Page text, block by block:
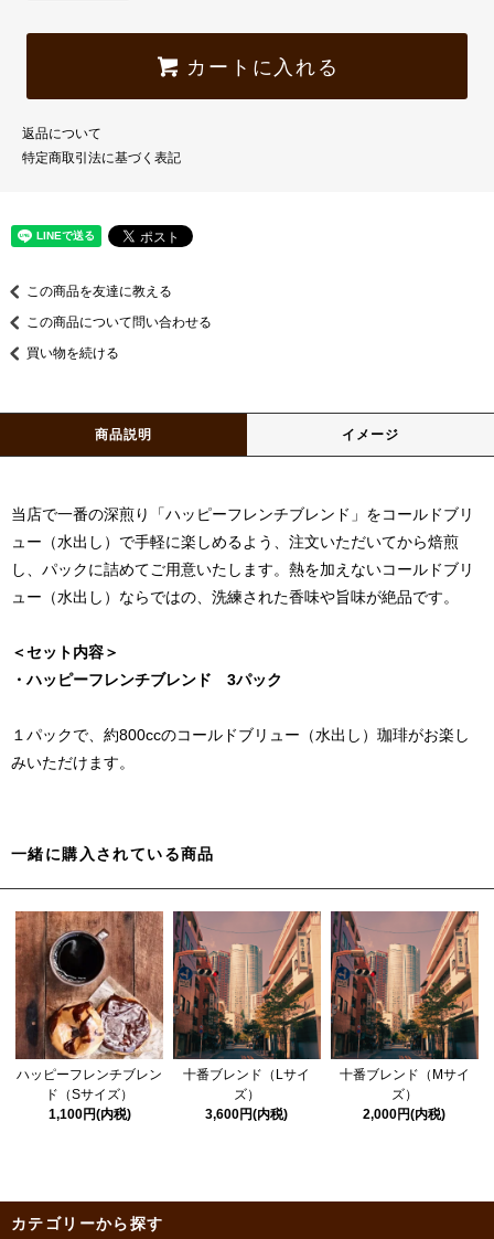
カートに入れる
返品について
特定商取引法に基づく表記
この商品を友達に教える
この商品について問い合わせる
買い物を続ける
商品説明 イメージ
当店で一番の深煎り「ハッピーフレンチブレンド」をコールドブリ
ュー（水出し）で手軽に楽しめるよう、注文いただいてから焙煎
し、パックに詰めてご用意いたします。熱を加えないコールドブリ
ュー（水出し）ならではの、洗練された香味や旨味が絶品です。
＜セット内容＞
・ハッピーフレンチブレンド 3パック
１パックで、約800ccのコールドブリュー（水出し）珈琲がお楽し
みいただけます。
一緒に購入されている商品
ハッピーフレンチブレン
ド（Sサイズ）
1,100円(内税)
十番ブレンド（Lサイ
ズ）
3,600円(内税)
十番ブレンド（Mサイ
ズ）
2,000円(内税)
カテゴリーから探す